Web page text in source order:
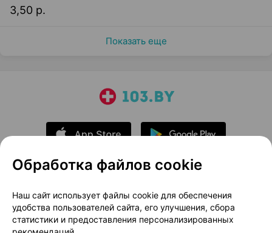
3,50 р.
Показать еще
О проекте
Новости проекта
Размещение рекламы
Медицинский маркетинг
Публичный договор
Доставка
Обработка файлов cookie
Наш сайт использует файлы cookie для обеспечения
удобства пользователей сайта, его улучшения, сбора
статистики и предоставления персонализированных